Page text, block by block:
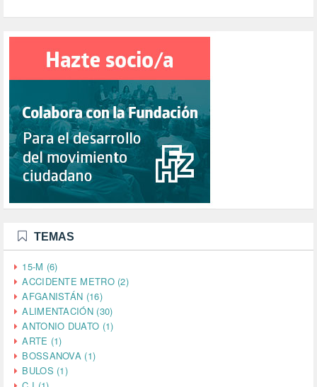
TEMAS
15-M (6)
ACCIDENTE METRO (2)
AFGANISTÁN (16)
ALIMENTACIÓN (30)
ANTONIO DUATO (1)
ARTE (1)
BOSSANOVA (1)
BULOS (1)